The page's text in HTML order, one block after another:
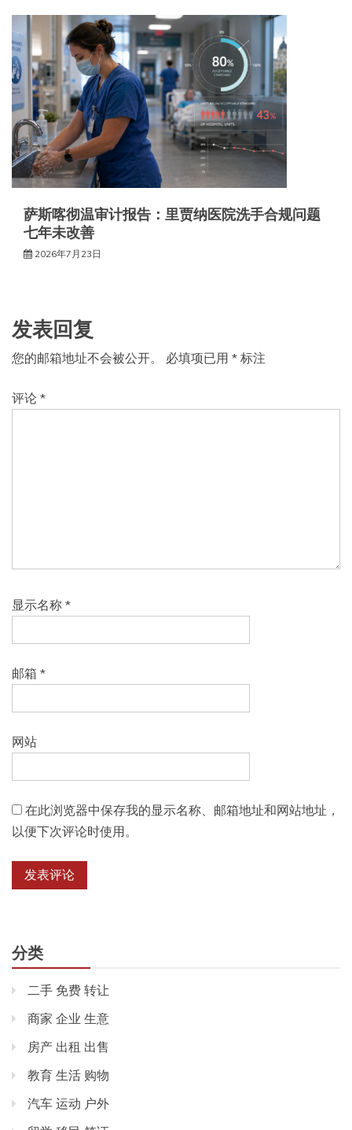
萨斯喀彻温审计报告：里贾纳医院洗手合规问题
七年未改善
2026年7月23日
发表回复
您的邮箱地址不会被公开。 必填项已用 * 标注
评论 *
显示名称 *
邮箱 *
网站
在此浏览器中保存我的显示名称、邮箱地址和网站地址，
以便下次评论时使用。
分类
二手 免费 转让
商家 企业 生意
房产 出租 出售
教育 生活 购物
汽车 运动 户外